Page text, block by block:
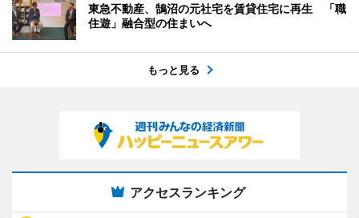
東急不動産、鵠沼の元社宅を賃貸住宅に再生 「職
住遊」融合型の住まいへ
もっと見る
アクセスランキング